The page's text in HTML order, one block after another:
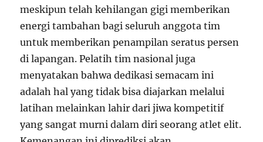
meskipun telah kehilangan gigi memberikan
energi tambahan bagi seluruh anggota tim
untuk memberikan penampilan seratus persen
di lapangan. Pelatih tim nasional juga
menyatakan bahwa dedikasi semacam ini
adalah hal yang tidak bisa diajarkan melalui
latihan melainkan lahir dari jiwa kompetitif
yang sangat murni dalam diri seorang atlet elit.